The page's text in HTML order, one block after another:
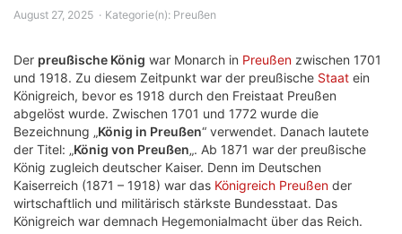
August 27, 2025 Kategorie(n): Preußen
Der preußische König war Monarch in Preußen zwischen 1701
und 1918. Zu diesem Zeitpunkt war der preußische Staat ein
Königreich, bevor es 1918 durch den Freistaat Preußen
abgelöst wurde. Zwischen 1701 und 1772 wurde die
Bezeichnung „König in Preußen“ verwendet. Danach lautete
der Titel: „König von Preußen„. Ab 1871 war der preußische
König zugleich deutscher Kaiser. Denn im Deutschen
Kaiserreich (1871 – 1918) war das Königreich Preußen der
wirtschaftlich und militärisch stärkste Bundesstaat. Das
Königreich war demnach Hegemonialmacht über das Reich.